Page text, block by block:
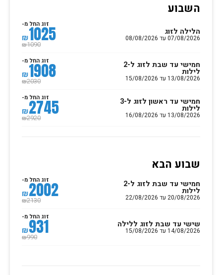
השבוע
הלילה לזוג
07/08/2026 עד 08/08/2026
זוג החל מ-
₪1025
₪1090
חמישי עד שבת לזוג ל-2
לילות
13/08/2026 עד 15/08/2026
זוג החל מ-
₪1908
₪2030
חמישי עד ראשון לזוג ל-3
לילות
13/08/2026 עד 16/08/2026
זוג החל מ-
₪2745
₪2920
שבוע הבא
חמישי עד שבת לזוג ל-2
לילות
20/08/2026 עד 22/08/2026
זוג החל מ-
₪2002
₪2130
שישי עד שבת לזוג ללילה
14/08/2026 עד 15/08/2026
זוג החל מ-
₪931
₪990